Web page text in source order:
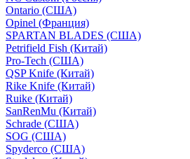
Ontario (США)
Opinel (Франция)
SPARTAN BLADES (США)
Petrifield Fish (Китай)
Pro-Tech (США)
QSP Knife (Китай)
Rike Knife (Китай)
Ruike (Китай)
SanRenMu (Китай)
Schrade (США)
SOG (США)
Spyderco (США)